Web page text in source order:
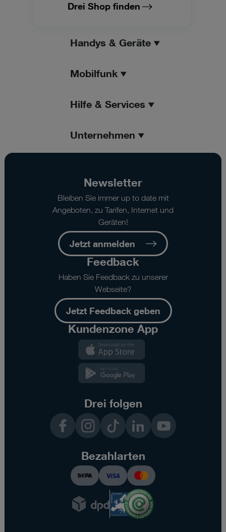
Drei Shop finden
Handys & Geräte
Mobilfunk
Hilfe & Services
Unternehmen
Newsletter
Bleiben Sie immer up to date mit
Angeboten, zu Tarifen, Internet und
Geräten!
Jetzt anmelden
Feedback
Haben Sie Feedback zu unserer
Webseite?
Jetzt Feedback geben
Kundenzone App
Drei folgen
InstagramTikTok LinkedInYouTube
Bezahlarten